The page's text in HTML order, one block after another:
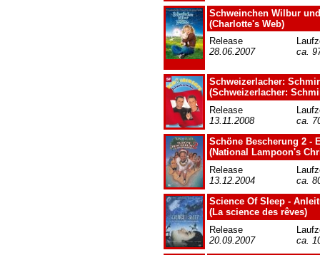
Schweinchen Wilbur
(Charlotte's Web)
Release
28.06.2007
ca.
Schweizerlacher:
(Schweizerlacher:
Release
13.11.2008
ca.
Schöne Bescherung 2 -
(National Lampoon's
Release
13.12.2004
ca.
Science Of Sleep -
(La science des rêves)
Release
20.09.2007
ca.